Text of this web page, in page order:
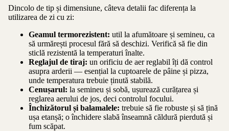
Dincolo de tip și dimensiune, câteva detalii fac diferența la
utilizarea de zi cu zi:
Geamul termorezistent: util la afumătoare și semineu, ca
să urmărești procesul fără să deschizi. Verifică să fie din
sticlă rezistentă la temperaturi înalte.
Reglajul de tiraj: un orificiu de aer reglabil îți dă control
asupra arderii — esențial la cuptoarele de pâine și pizza,
unde temperatura trebuie ținută stabilă.
Cenușarul: la semineu și sobă, ușurează curățarea și
reglarea aerului de jos, deci controlul focului.
Închizătorul și balamalele: trebuie să fie robuste și să țină
ușa etanșă; o închidere slabă înseamnă căldură pierdută și
fum scăpat.